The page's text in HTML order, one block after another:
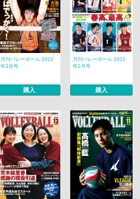
月刊バレーボール 2022
年3月号
購入
月刊バレーボール 2022
年2月号
購入